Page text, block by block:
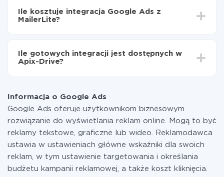
Google Ads do MailerLite
od 5 do 30 minut. Konfiguracja zajmuje średnio 10-15
minut.
Ile kosztuje integracja Google Ads z
MailerLite?
Płacisz tylko za ilość danych, która faktycznie jest
przekazywana z jednego z Twoich systemów do
w razie potrzeby przełączyć się na płatną. Więcej
informacji otaryfach.
Ile gotowych integracji jest dostępnych w
Apix-Drive?
Informacja o Google Ads
Google Ads oferuje użytkownikom biznesowym
rozwiązanie do wyświetlania reklam online. Mogą to być
reklamy tekstowe, graficzne lub wideo. Reklamodawca
ustawia w ustawieniach główne wskaźniki dla swoich
reklam, w tym ustawienie targetowania i określania
budżetu kampanii reklamowej, a także koszt kliknięcia.